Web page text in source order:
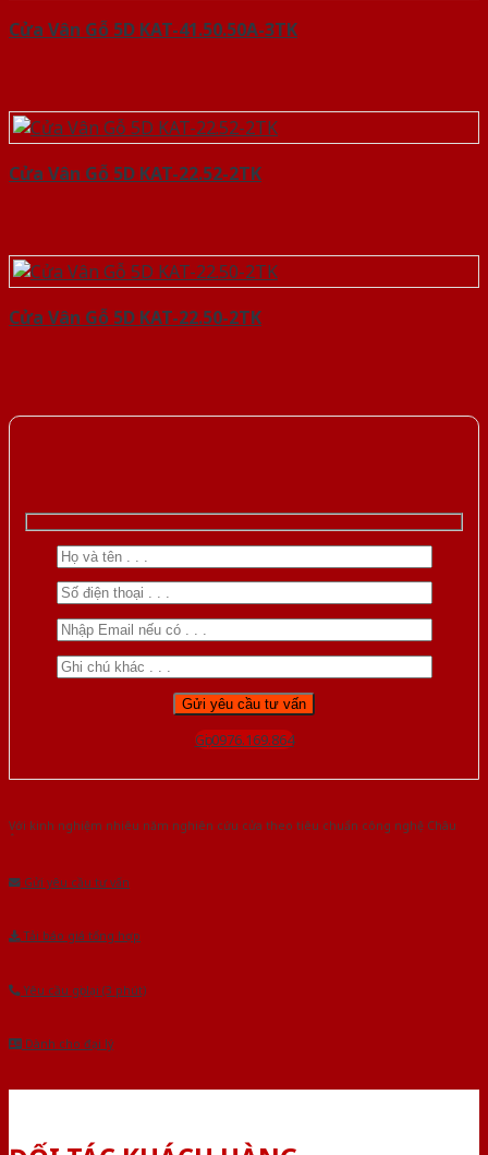
Cửa Vân Gỗ 5D KAT-41.50.50A-3TK
Cửa Vân Gỗ 5D KAT-22.52-2TK
Cửa Vân Gỗ 5D KAT-22.50-2TK
Gọi 0976.169.864
Với kinh nghiệm nhiêu năm nghiên cứu cửa theo tiêu chuẩn công nghệ Châu
Gửi yêu cầu tư vấn
Tải báo giá tổng hợp
Yêu cầu gọi lại (3 phút)
Dành cho đại lý